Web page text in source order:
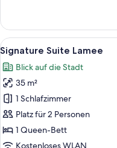
Suite
Lamee
Alle
Fotos
für
Signature
Suite
Lamee
anzeigen
10
Signature Suite Lamee
Blick auf die Stadt
35 m²
1 Schlafzimmer
Platz für 2 Personen
1 Queen-Bett
Kostenloses WLAN